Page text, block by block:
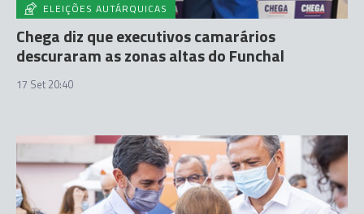
ELEIÇÕES AUTÁRQUICAS
Chega diz que executivos camarários
descuraram as zonas altas do Funchal
17 Set 20:40